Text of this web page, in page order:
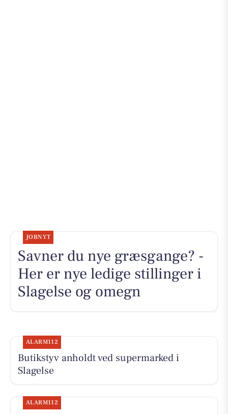
JOBNYT
Savner du nye græsgange? -
Her er nye ledige stillinger i
Slagelse og omegn
ALARM112
Butikstyv anholdt ved supermarked i
Slagelse
ALARM112